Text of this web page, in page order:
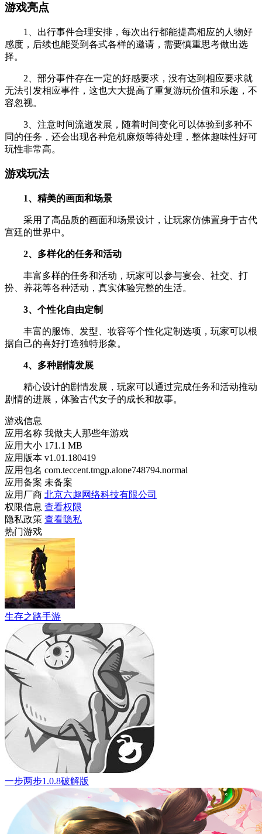
游戏亮点
1、出行事件合理安排，每次出行都能提高相应的人物好
感度，后续也能受到各式各样的邀请，需要慎重思考做出选
择。
2、部分事件存在一定的好感要求，没有达到相应要求就
无法引发相应事件，这也大大提高了重复游玩价值和乐趣，不
容忽视。
3、注意时间流逝发展，随着时间变化可以体验到多种不
同的任务，还会出现各种危机麻烦等待处理，整体趣味性好可
玩性非常高。
游戏玩法
1、精美的画面和场景
采用了高品质的画面和场景设计，让玩家仿佛置身于古代
宫廷的世界中。
2、多样化的任务和活动
丰富多样的任务和活动，玩家可以参与宴会、社交、打
扮、养花等各种活动，真实体验完整的生活。
3、个性化自由定制
丰富的服饰、发型、妆容等个性化定制选项，玩家可以根
据自己的喜好打造独特形象。
4、多种剧情发展
精心设计的剧情发展，玩家可以通过完成任务和活动推动
剧情的进展，体验古代女子的成长和故事。
游戏信息
应用名称 我做夫人那些年游戏
应用大小 171.1 MB
应用版本 v1.01.180419
应用包名 com.teccent.tmgp.alone748794.normal
应用备案 未备案
应用厂商 北京六趣网络科技有限公司
权限信息 查看权限
隐私政策 查看隐私
热门游戏
生存之路手游
一步两步1.0.8破解版